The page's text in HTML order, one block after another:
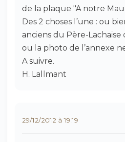
de la plaque "A notre
Des 2 choses l’une : ou
anciens du Père-Lachaise
ou la photo de l’annexe
A suivre.
H. Lallmant
29/12/2012 à 19:19